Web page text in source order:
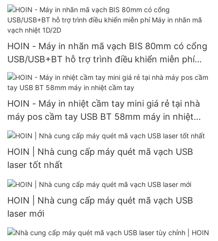
HOIN - Máy in nhãn mã vạch BIS 80mm có cổng
USB/USB+BT hỗ trợ trình điều khiển miễn phí
Máy in nhãn mã vạch nhiệt 1D/2D
HOIN - Máy in nhiệt cầm tay mini giá rẻ tại nhà
máy pos cầm tay USB BT 58mm máy in nhiệt
cầm tay
HOIN | Nhà cung cấp máy quét mã vạch USB
laser tốt nhất
HOIN | Nhà cung cấp máy quét mã vạch USB
laser mới